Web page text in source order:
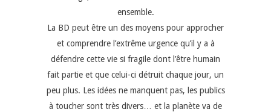
ensemble.
La BD peut être un des moyens pour approcher
et comprendre l’extrême urgence qu’il y a à
défendre cette vie si fragile dont l’être humain
fait partie et que celui-ci détruit chaque jour, un
peu plus. Les idées ne manquent pas, les publics
à toucher sont très divers… et la planète va de